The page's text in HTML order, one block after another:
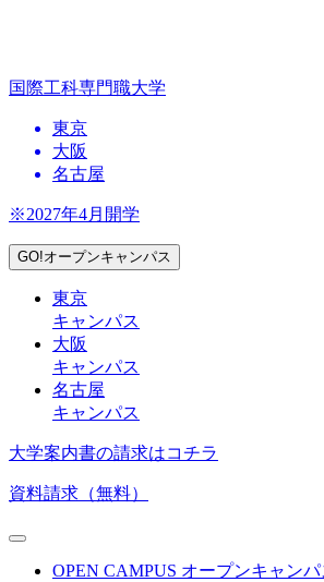
国際工科専門職大学
東京
大阪
名古屋
※2027年4月開学
GO!オープンキャンパス
東京
キャンパス
大阪
キャンパス
名古屋
キャンパス
大学案内書の請求はコチラ
資料請求（無料）
OPEN CAMPUS オープンキャンパ